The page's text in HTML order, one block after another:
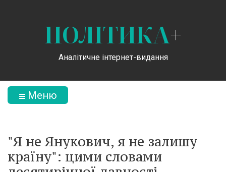
ПОЛІТИКА+
Аналітичне інтернет-видання
Меню
"Я не Янукович, я не залишу
країну": цими словами